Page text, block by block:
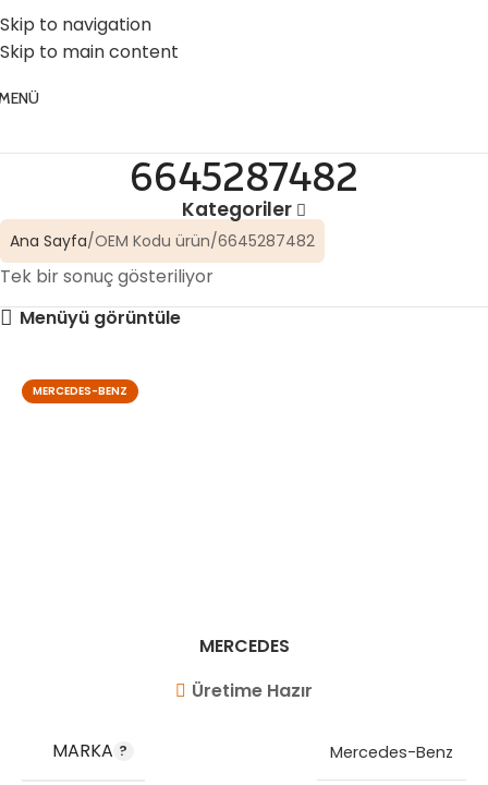
Skip to navigation
Skip to main content
☎️ 0 (224) 504 74 45
6645287482
Kategoriler
Ana Sayfa OEM Kodu ürün 6645287482
Tek bir sonuç gösteriliyor
Menüyü görüntüle
MERCEDES-BENZ
MERCEDES
Üretime Hazır
MARKA Mercedes-Benz